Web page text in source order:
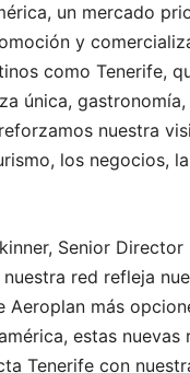
un mercado
y
como Tenerife,
única,
nuestra
los negocios,
Senior Director
red refleja
más
estas
Tenerife con